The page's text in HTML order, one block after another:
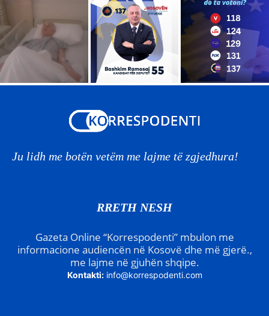
Ju lidh me botën vetëm me lajme të zgjedhura!
RRETH NESH
Gazeta Online “Korrespodenti” mbulon me
informacione audiencën në Kosovë dhe më gjerë.,
me lajme në gjuhën shqipe.
Kontakti: info@korrespodenti.com